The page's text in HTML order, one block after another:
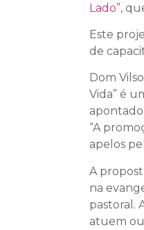
Lado”,
Este
de
Dom
Vida” é
“A
apelos
A
na
pastoral.
atuem